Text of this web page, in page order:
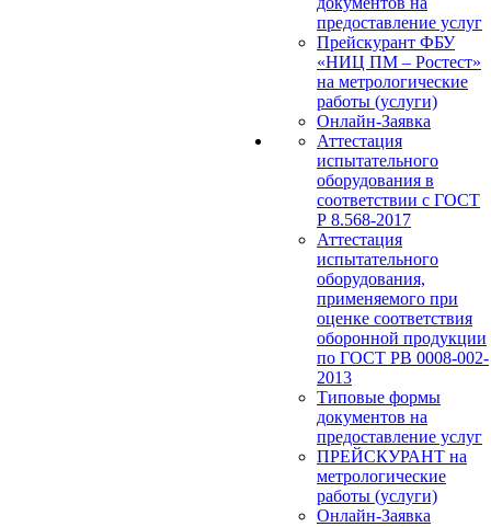
предоставление услуг
Прейскурант ФБУ
«НИЦ ПМ – Ростест»
на метрологические
работы (услуги)
Онлайн-Заявка
Аттестация
испытательного
оборудования в
соответствии с ГОСТ
Р 8.568-2017
Аттестация
испытательного
оборудования,
применяемого при
оценке соответствия
оборонной продукции
по ГОСТ РВ 0008-002-
2013
Типовые формы
документов на
предоставление услуг
ПРЕЙСКУРАНТ на
метрологические
работы (услуги)
Онлайн-Заявка